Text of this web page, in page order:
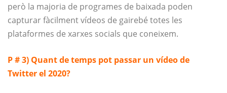
però la majoria de programes de baixada poden
capturar fàcilment vídeos de gairebé totes les
plataformes de xarxes socials que coneixem.
P # 3) Quant de temps pot passar un vídeo de
Twitter el 2020?